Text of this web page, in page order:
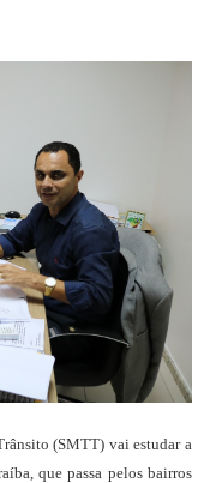
(SMTT) vai estudar a
que passa pelos bairros